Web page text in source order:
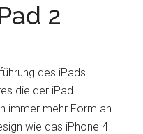
2
des iPads
die der iPad
immer mehr Form an.
wie das iPhone 4